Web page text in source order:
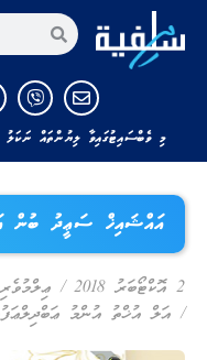
މި ވެބްސައިޓުގައިވާ ލިޔުންތައް
އައްޝައިޚް ސަޢީދު ބުން
2 އޮކްޓޯބަރު 2018 /
/ އަލް އުޚްތު އުންމު